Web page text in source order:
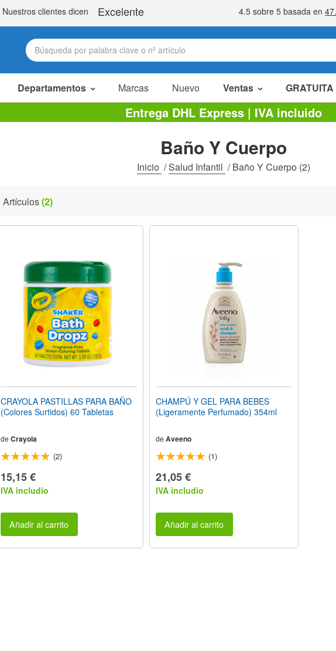
Departamentos Marcas Nuevo Ventas GRATUITA
Artículos en oferta
Packs Ahorro
Liquidaciones
Entrega DHL Express | IVA incluido
Baño Y Cuerpo
Inicio /Salud Infantil /Baño Y Cuerpo (2)
Artículos(2)
CRAYOLA PASTILLAS PARA BAÑO
(Colores Surtidos) 60 Tabletas
de Crayola
(2)
15,15 €
IVA includio
Añadir al carrito
CHAMPÚ Y GEL PARA BEBES
(Ligeramente Perfumado) 354ml
de Aveeno
(1)
21,05 €
IVA includio
Añadir al carrito